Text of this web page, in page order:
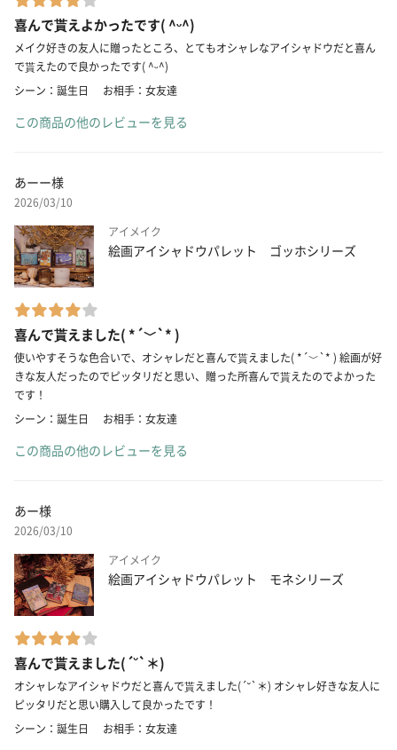
喜んで貰えよかったです( ^ᵕ^)
メイク好きの友人に贈ったところ、とてもオシャレなアイシャドウだと喜ん
で貰えたので良かったです( ^ᵕ^)
シーン：誕生日
お相手：女友達
この商品の他のレビューを見る
あーー様
2026/03/10
アイメイク
絵画アイシャドウパレット ゴッホシリーズ
喜んで貰えました( *´﹀`* )
使いやすそうな色合いで、オシャレだと喜んで貰えました( *´﹀`* ) 絵画が好
きな友人だったのでピッタリだと思い、贈った所喜んで貰えたのでよかった
です！
シーン：誕生日
お相手：女友達
この商品の他のレビューを見る
あー様
2026/03/10
アイメイク
絵画アイシャドウパレット モネシリーズ
喜んで貰えました(´˘`＊)
オシャレなアイシャドウだと喜んで貰えました(´˘`＊) オシャレ好きな友人に
ピッタリだと思い購入して良かったです！
シーン：誕生日
お相手：女友達